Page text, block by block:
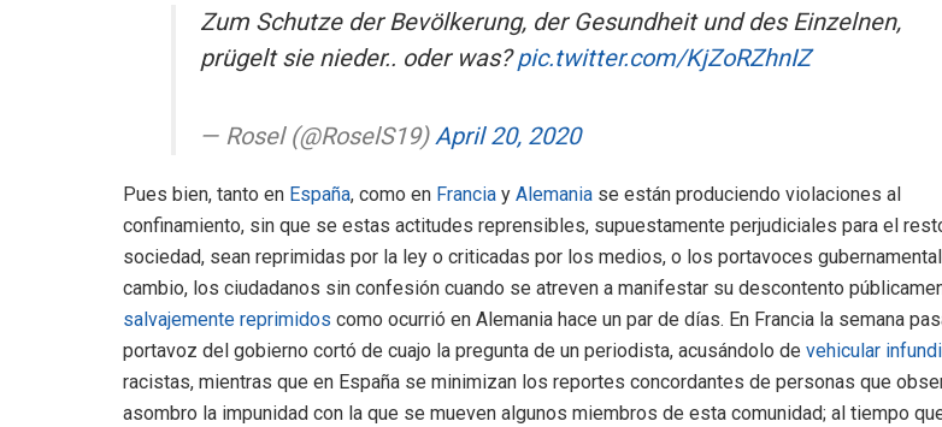
Zum Schutze der Bevölkerung, der Gesundheit und des Einzelnen,
prügelt sie nieder.. oder was?pic.twitter.com/KjZoRZhnIZ
— Rosel (@RoselS19)April 20, 2020
Pues bien, tanto en España, como en Francia y Alemania se están produciendo violaciones al
confinamiento, sin que se estas actitudes reprensibles, supuestamente perjudiciales para el
sociedad, sean reprimidas por la ley o criticadas por los medios, o los portavoces
cambio, los ciudadanos sin confesión cuando se atreven a manifestar su descontento
salvajemente reprimidos como ocurrió en Alemania hace un par de días. En Francia la semana
portavoz del gobierno cortó de cuajo la pregunta de un periodista, acusándolo de vehicular
racistas, mientras que en España se minimizan los reportes concordantes de personas que
asombro la impunidad con la que se mueven algunos miembros de esta comunidad; al tiempo